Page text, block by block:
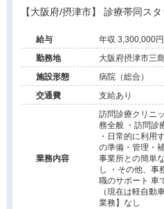
【大阪府/摂津市】 診
給与
勤務地
大阪府摂津市三
402
施設形態
病院（総合）
交通費
支給あり
業務内容
訪問診療クリニ
務全般 ・訪問診
・日常的に利用
の準備・管理・
事業所との簡単
し ・その他、事
職のサポート 車
（現在は軽自動
業務】なし